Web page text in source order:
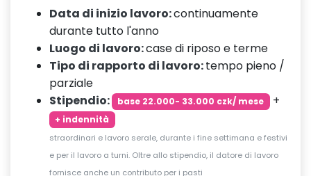
Data di inizio lavoro:continuamente
durante tutto l'anno
Luogo di lavoro:case di riposo e terme
Tipo di rapporto di lavoro:tempo pieno /
parziale
Stipendio:
base 22.000- 33.000 czk/ mese +
+ indennità
straordinari e lavoro serale, durante i fine settimana e festivi
e per il lavoro a turni. Oltre allo stipendio, il datore di lavoro
fornisce anche un contributo per i pasti